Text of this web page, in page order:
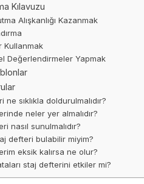
Kılavuzu
Alışkanlığı Kazanmak
Kullanmak
Değerlendirmeler Yapmak
ne sıklıkla doldurulmalıdır?
neler yer almalıdır?
nasıl sunulmalıdır?
defteri bulabilir miyim?
eksik kalırsa ne olur?
staj defterini etkiler mi?